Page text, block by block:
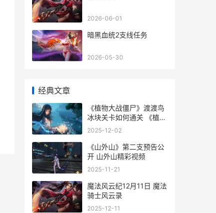
2026-06-01
暗黑血统2支线任务
2026-05-30
经典文章
《植物大战僵尸》渡渡鸟
冰块关卡如何通关 《植物
大战僵尸》
2025-12-02
《山外山》第二支预告公
开 山外山精彩视频
2025-11-21
魔法风云纪12月11日 魔法
骑士风云录
2025-12-11